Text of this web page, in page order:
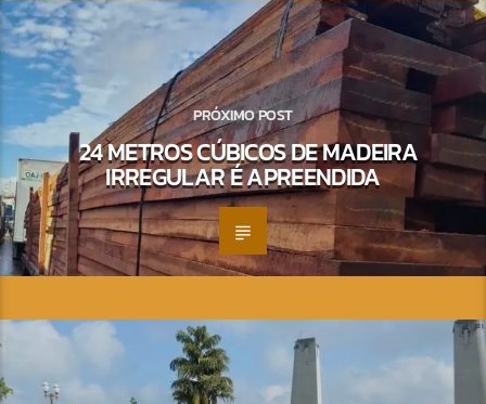
PRÓXIMO POST
24 METROS CÚBICOS DE MADEIRA
IRREGULAR É APREENDIDA